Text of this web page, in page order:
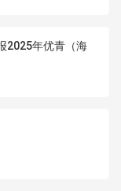
2025年优青（海